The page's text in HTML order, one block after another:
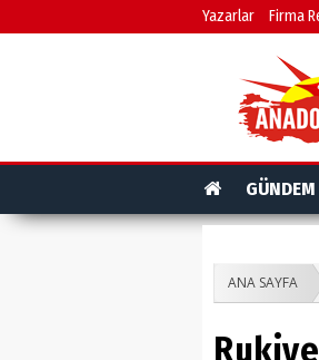
Yazarlar Firma
GÜNDEM
ANA SAYFA